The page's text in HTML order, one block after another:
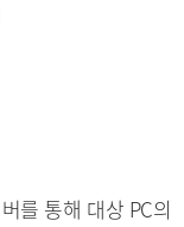
를 통해 대상 PC의